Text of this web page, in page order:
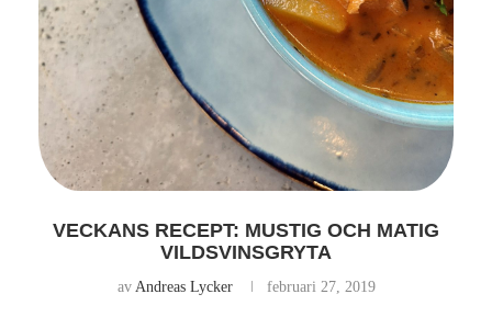
VECKANS RECEPT: MUSTIG OCH MATIG
VILDSVINSGRYTA
av Andreas Lycker februari 27, 2019